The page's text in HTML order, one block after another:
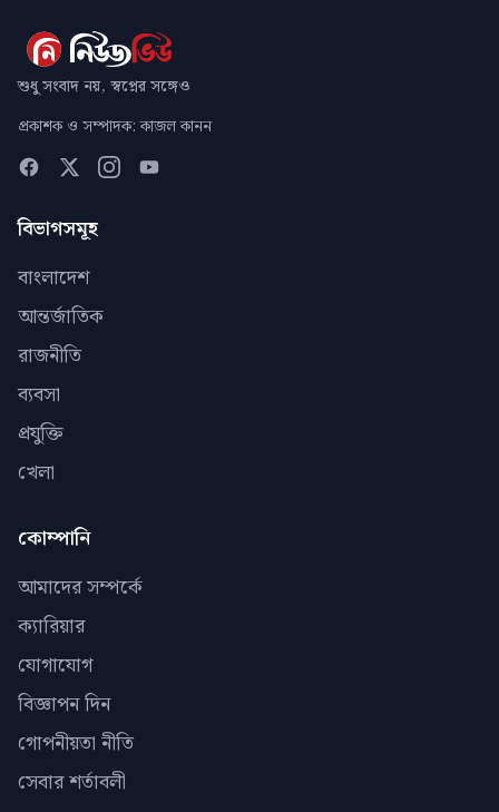
শুধু সংবাদ নয়, স্বপ্নের সঙ্গেও
প্রকাশক ও সম্পাদক: কাজল কানন
বিভাগসমূহ
বাংলাদেশ
আন্তর্জাতিক
রাজনীতি
ব্যবসা
প্রযুক্তি
খেলা
কোম্পানি
আমাদের সম্পর্কে
ক্যারিয়ার
যোগাযোগ
বিজ্ঞাপন দিন
গোপনীয়তা নীতি
সেবার শর্তাবলী